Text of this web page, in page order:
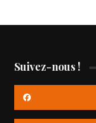
Suivez-nous !